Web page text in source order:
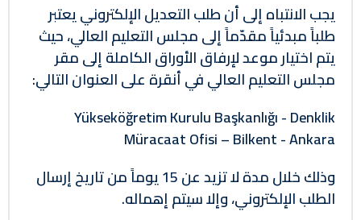
يجب الانتباه إلى أن طلب التعديل الإلكتروني يعتبر
طلباً مبدئياً مقدّماً إلى مجلس التعليم العالي، حيث
يتم اختيار موعد لإرفاق الأوراق الكاملة إلى مقر
مجلس التعليم العالي في أنقرة على العنوان التالي:
Yükseköğretim Kurulu Başkanlığı - Denklik
Müracaat Ofisi – Bilkent - Ankara
وذلك خلال مدة لا تزيد عن 15 يوماً من تاريخ إرسال
الطلب الإلكتروني، وإلا سيتم إهماله.